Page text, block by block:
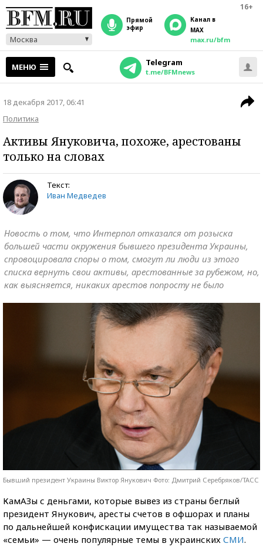
16+
Москва
прямой
эфир
Канал в
MAX
max.ru/bfm
МЕНЮ Telegram
t.me/BFMnews
18 декабря 2017, 06:41
Политика
Активы Януковича, похоже, арестованы
только на словах
Текст:
Иван Медведев
Новость о том, что Интерпол отказался от розыска
большей части окружения бывшего президента Украины,
спровоцировала споры о том, смогут ли люди из этого
списка вернуть свои активы, арестованные за рубежом, но,
как выясняется, никаких арестов попросту не было
Бывший президент Украины Виктор Янукович Фото: Дмитрий Серебряков/ТАСС
КамАЗы с деньгами, которые вывез из страны беглый
президент Янукович, аресты счетов в офшорах и планы
по дальнейшей конфискации имущества так называемой
«семьи» — очень популярные темы в украинских СМИ.